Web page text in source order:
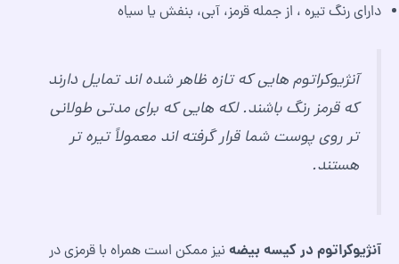
دارای رنگ تیره ، از جمله قرمز، آبی، بنفش یا سیاه
آنژیوکراتوم هایی که تازه ظاهر شده اند تمایل دارند
که قرمز رنگ باشند. لکه هایی که برای مدتی طولانی
تر روی پوست شما قرار گرفته اند معمولاً تیره تر
هستند.
آنژیوکراتوم در کیسه بیضه نیز ممکن است همراه با قرمزی در